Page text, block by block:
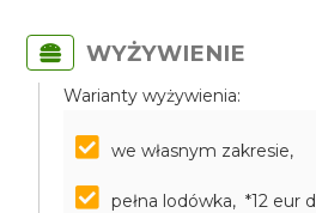
WYŻYWIENIE
Warianty wyżywienia:
we własnym zakresie,
pełna lodówka, *12 eur